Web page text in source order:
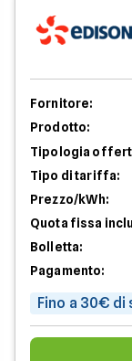
Fornitore:
Prodotto:
Tipologia
Tipo di tariffa:
Prezzo/kWh:
Quota fissa
Bolletta:
Pagamento:
Fino a 30€ di